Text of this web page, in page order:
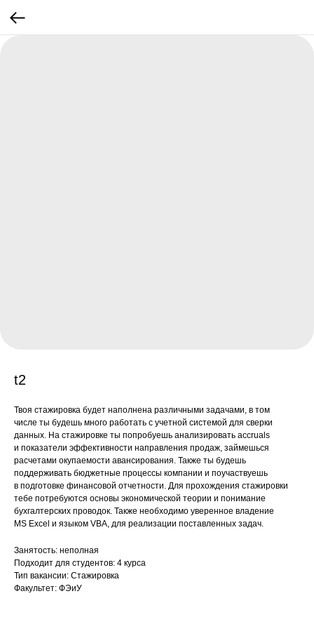
t2
Твоя стажировка будет наполнена различными задачами, в том
числе ты будешь много работать с учетной системой для сверки
данных. На стажировке ты попробуешь анализировать accruals
и показатели эффективности направления продаж, займешься
расчетами окупаемости авансирования. Также ты будешь
поддерживать бюджетные процессы компании и поучаствуешь
в подготовке финансовой отчетности. Для прохождения стажировки
тебе потребуются основы экономической теории и понимание
бухгалтерских проводок. Также необходимо уверенное владение
MS Excel и языком VBA, для реализации поставленных задач.
Занятость: неполная
Подходит для студентов: 4 курса
Тип вакансии: Стажировка
Факультет: ФЭиУ